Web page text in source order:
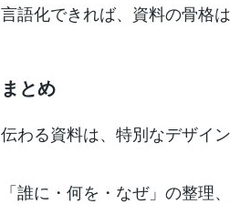
言語化できれば、資料の骨格
まとめ
伝わる資料は、特別なデザイ
「誰に・何を・なぜ」の整理